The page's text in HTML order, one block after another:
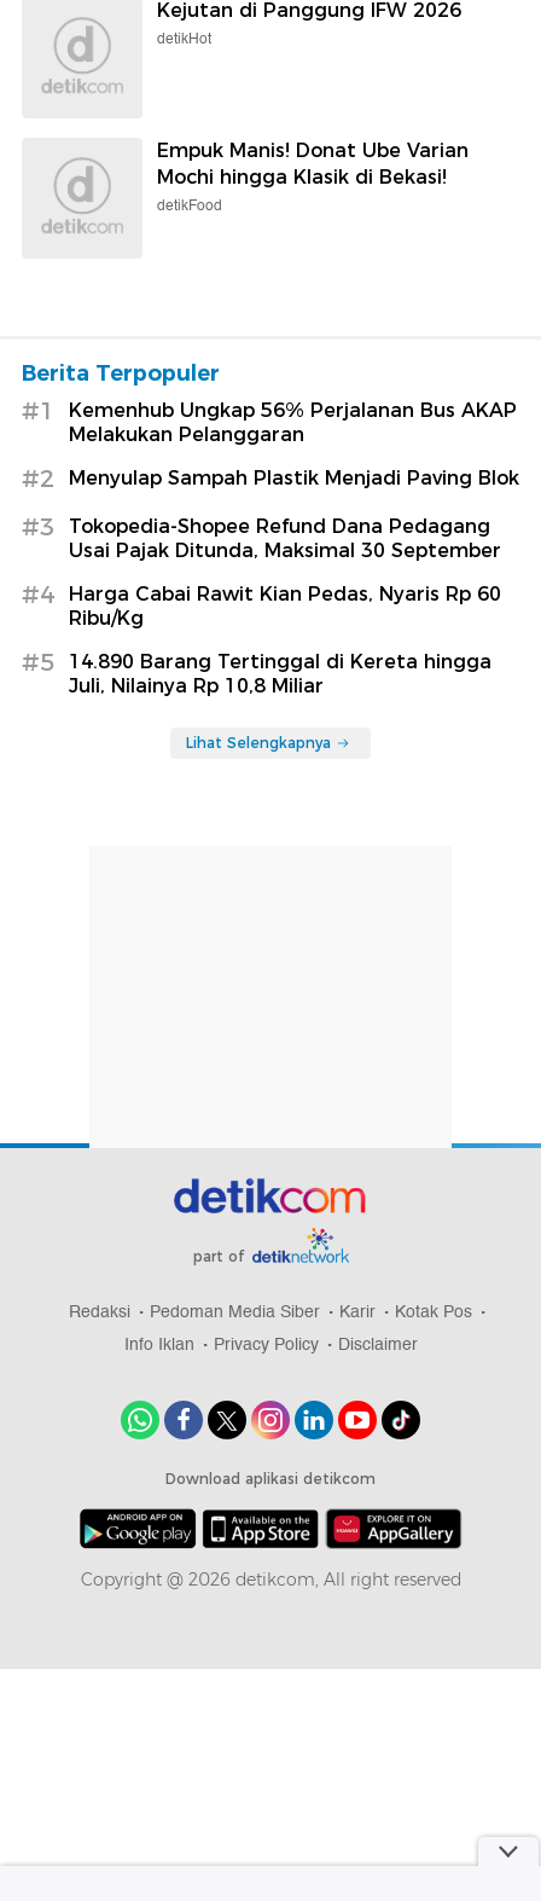
Kejutan di Panggung IFW 2026
detikHot
Empuk Manis! Donat Ube Varian
Mochi hingga Klasik di Bekasi!
detikFood
Berita Terpopuler
#1
Kemenhub Ungkap 56% Perjalanan Bus AKAP
Melakukan Pelanggaran
#2 Menyulap Sampah Plastik Menjadi Paving Blok
#3
Tokopedia-Shopee Refund Dana Pedagang
Usai Pajak Ditunda, Maksimal 30 September
#4
Harga Cabai Rawit Kian Pedas, Nyaris Rp 60
Ribu/Kg
#5
14.890 Barang Tertinggal di Kereta hingga
Juli, Nilainya Rp 10,8 Miliar
Lihat Selengkapnya
part of
Redaksi Pedoman Media Siber Karir
Kotak Pos
Info Iklan
Privacy Policy Disclaimer
Download aplikasi detikcom
Copyright @ 2026 detikcom, All right reserved